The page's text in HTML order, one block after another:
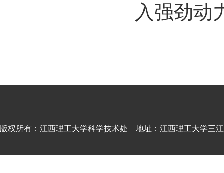
入强劲动
版权所有：江西理工大学科学技术处 地址：江西理工大学三